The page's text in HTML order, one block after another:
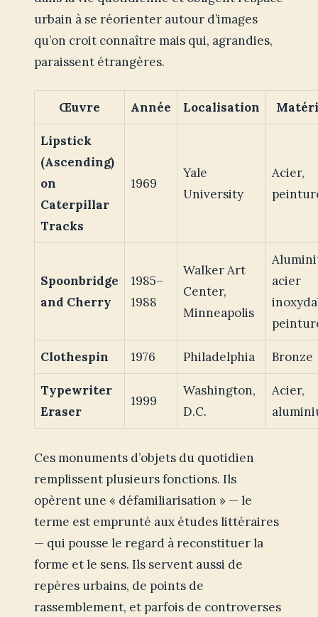
urbain à se réorienter autour d’images
qu’on croit connaître mais qui, agrandies,
paraissent étrangères.
Œuvre Année Localisation
Lipstick
(Ascending)
on
Caterpillar
Tracks
1969
Yale
University
Acier,
Spoonbridge
and Cherry
1985–
1988
Walker Art
Center,
Minneapolis
acier
Clothespin 1976 Philadelphia Bronze
Typewriter
Eraser
1999
Washington,
D.C.
Acier,
Ces monuments d’objets du quotidien
remplissent plusieurs fonctions. Ils
opèrent une « défamiliarisation » — le
terme est emprunté aux études littéraires
— qui pousse le regard à reconstituer la
forme et le sens. Ils servent aussi de
repères urbains, de points de
rassemblement, et parfois de controverses